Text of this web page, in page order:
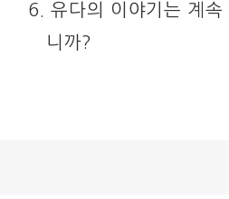
6. 유다의 이야기는 계
니까?